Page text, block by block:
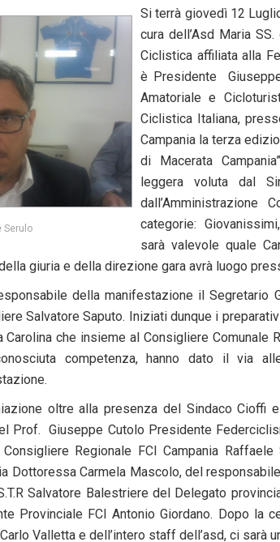
Serulo
Si terrà giovedì 12
cura dell’Asd Maria
Ciclistica affiliata alla
è Presidente
Amatoriale e
Ciclistica Italiana,
Campania la terza
di Macerata
leggera voluta dal
dall’Amministrazione
categorie:
sarà valevole quale
giuria e della direzione gara avrà luogo
della manifestazione il Segretario
Salvatore Saputo. Iniziati dunque i
che insieme al Consigliere Comunale
competenza, hanno dato il via
oltre alla presenza del Sindaco Cioffi e
Prof. Giuseppe Cutolo Presidente
Regionale FCI Campania
Dottoressa Carmela Mascolo, del
Salvatore Balestriere del Delegato
Provinciale FCI Antonio Giordano. Dopo la
Valletta e dell’intero staff dell’asd, ci sarà